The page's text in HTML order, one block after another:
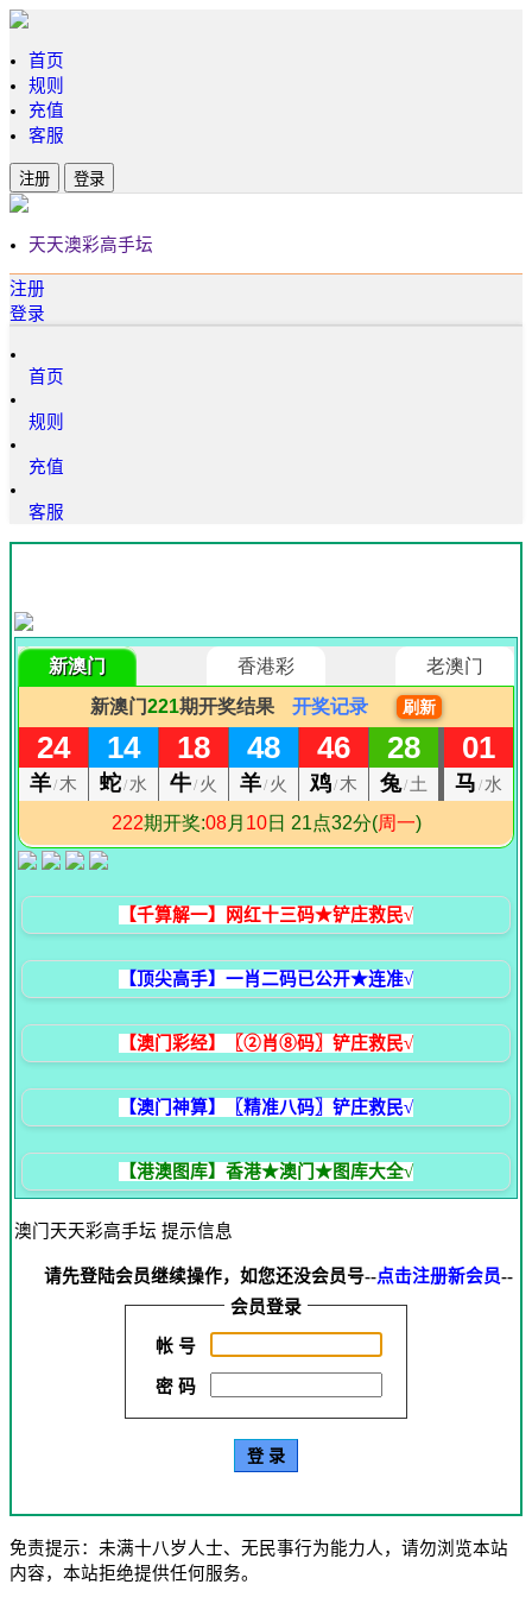
首页
规则
充值
客服
注册 登录
天天澳彩高手坛
注册
登录
首页
规则
充值
客服
【千算解一】网红十三码★铲庄救民√
【顶尖高手】一肖二码已公开★连准√
【澳门彩经】〖②肖⑧码〗铲庄救民√
【澳门神算】〖精准八码〗铲庄救民√
【港澳图库】香港★澳门★图库大全√
澳门天天彩高手坛 提示信息
请先登陆会员继续操作，如您还没会员号--点击注册新会员--
会员登录
帐 号
密 码
免责提示：未满十八岁人士、无民事行为能力人，请勿浏览本站
内容，本站拒绝提供任何服务。